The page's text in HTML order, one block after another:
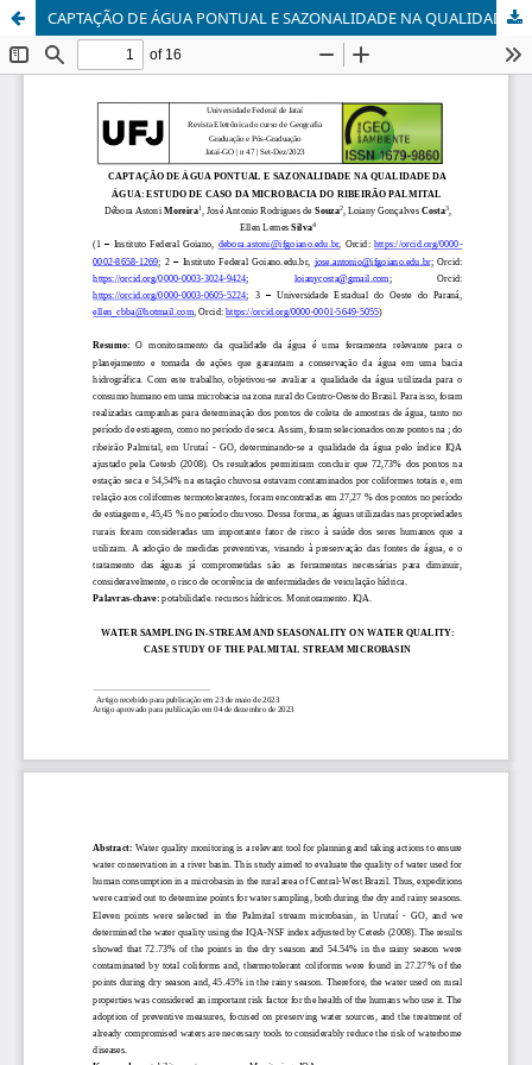
CAPTAÇÃO DE ÁGUA PONTUAL E SAZONALIDADE NA QUALIDADE DA ÁGUA: ESTUDO DE CASO DA MICROBACIA DO RIBEIRÃO PALMITAL